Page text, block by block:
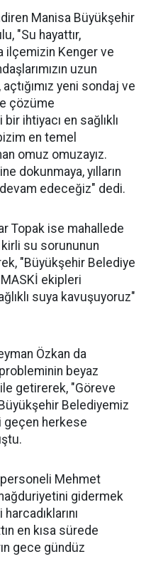
Manisa Büyükşehir
"Su hayattır,
ilçemizin Kenger ve
uzun
yeni sondaj ve
çözüme
ihtiyacı en sağlıklı
en temel
omuz omuzayız.
dokunmaya, yılların
edeceğiz" dedi.
Topak ise mahallede
kirli su sorununun
"Büyükşehir Belediye
ekipleri
suya kavuşuyoruz"
Özkan da
beyaz
getirerek, "Göreve
Belediyemiz
geçen herkese
personeli Mehmet
gidermek
en kısa sürede
gece gündüz